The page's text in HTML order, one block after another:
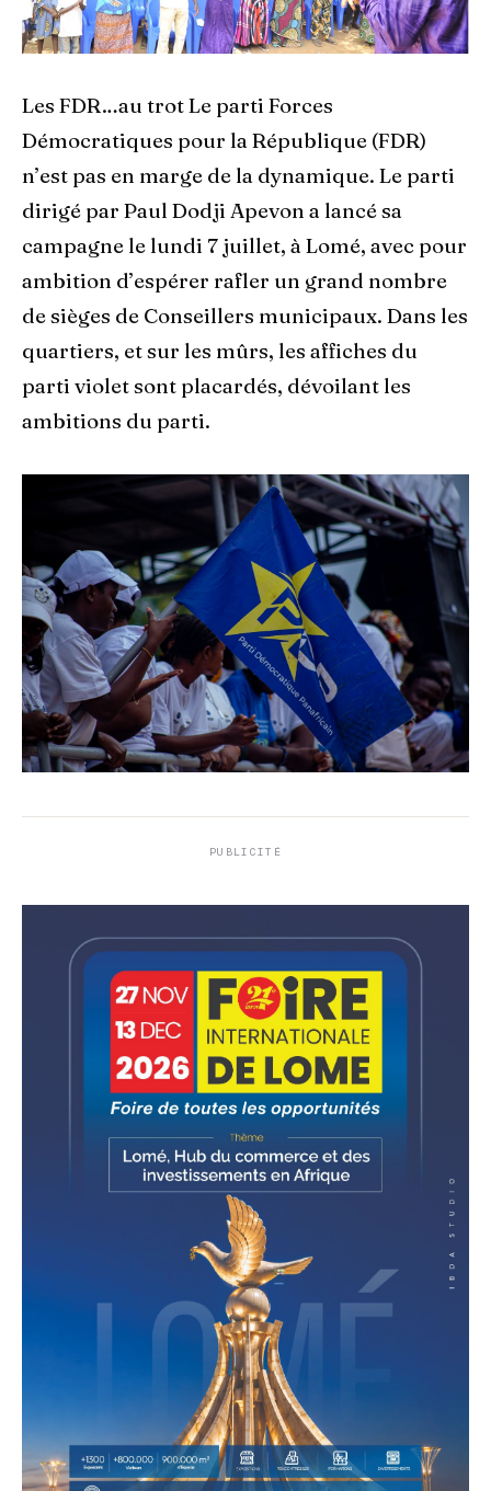
Les FDR…au trot Le parti Forces
Démocratiques pour la République (FDR)
n’est pas en marge de la dynamique. Le parti
dirigé par Paul Dodji Apevon a lancé sa
campagne le lundi 7 juillet, à Lomé, avec pour
ambition d’espérer rafler un grand nombre
de sièges de Conseillers municipaux. Dans les
quartiers, et sur les mûrs, les affiches du
parti violet sont placardés, dévoilant les
ambitions du parti.
PUBLICITÉ